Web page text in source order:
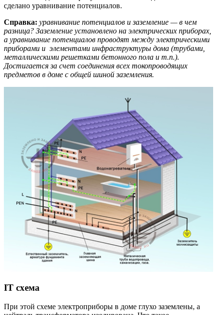
сделано уравнивание потенциалов.
Справка: уравнивание потенциалов и заземление — в чем
разница? Заземление установлено на электрических приборах,
а уравнивание потенциалов проводят между электрическими
приборами и элементами инфраструктуры дома (трубами,
металлическими решетками бетонного пола и т.п.).
Достигается за счет соединения всех токопроводящих
предметов в доме с общей шиной заземления.
IT схема
При этой схеме электроприборы в доме глухо заземлены, а